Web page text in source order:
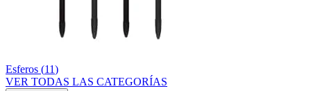
Esferos (11)
VER TODAS LAS CATEGORÍAS